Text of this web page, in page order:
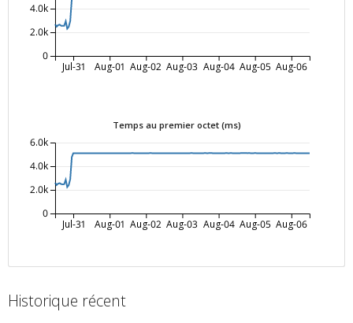
Jul-31 Aug-01 Aug-02 Aug-03 Aug-04 Aug-05 Aug-06
0
2.0k
4.0k
Temps au premier octet (ms)
Jul-31 Aug-01 Aug-02 Aug-03 Aug-04 Aug-05 Aug-06
0
2.0k
4.0k
6.0k
Historique récent